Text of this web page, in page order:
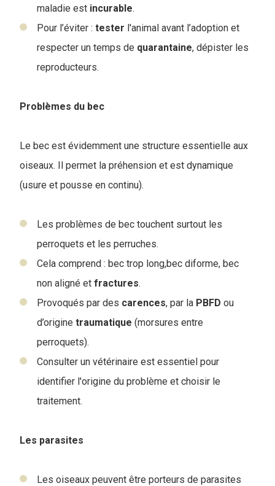
maladie est incurable.
Pour l’éviter : tester l'animal avant l’adoption et
respecter un temps de quarantaine, dépister les
reproducteurs.
Problèmes du bec
Le bec est évidemment une structure essentielle aux
oiseaux. Il permet la préhension et est dynamique
(usure et pousse en continu).
Les problèmes de bec touchent surtout les
perroquets et les perruches.
Cela comprend : bec trop long,bec diforme, bec
non aligné et fractures.
Provoqués par des carences, par la PBFD ou
d’origine traumatique (morsures entre
perroquets).
Consulter un vétérinaire est essentiel pour
identifier l'origine du problème et choisir le
traitement.
Les parasites
Les oiseaux peuvent être porteurs de parasites